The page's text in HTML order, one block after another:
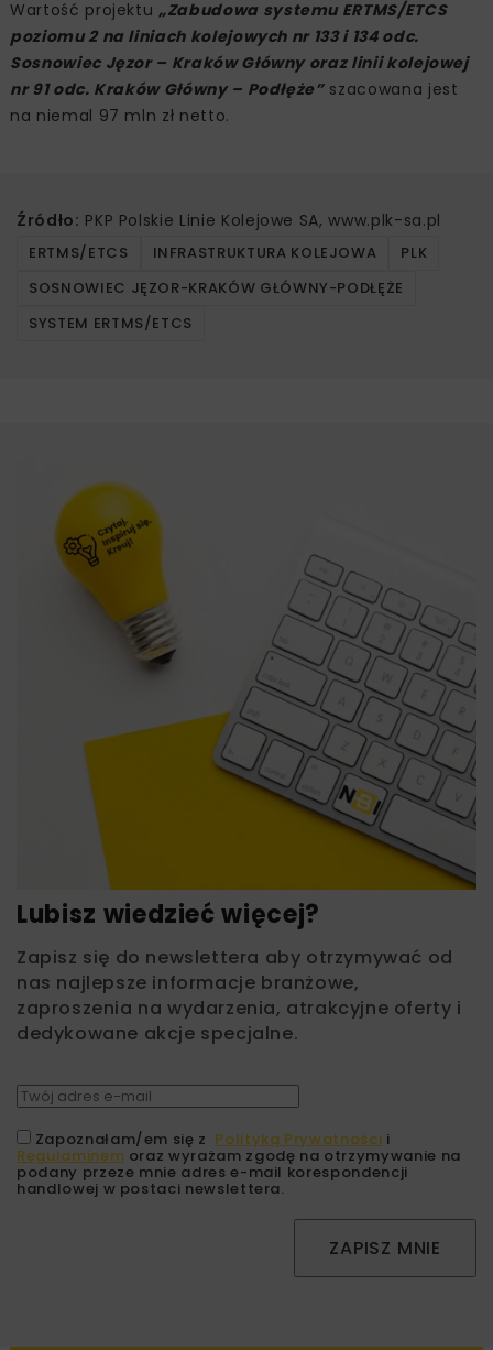
Wartość projektu „Zabudowa systemu ERTMS/ETCS
poziomu 2 na liniach kolejowych nr 133 i 134 odc.
Sosnowiec Jęzor – Kraków Główny oraz linii kolejowej
nr 91 odc. Kraków Główny – Podłęże”szacowana jest
na niemal 97 mln zł netto.
Źródło: PKP Polskie Linie Kolejowe SA, www.plk-sa.pl
ERTMS/ETCS INFRASTRUKTURA KOLEJOWA
PLK
SOSNOWIEC JĘZOR-KRAKÓW GŁÓWNY-PODŁĘŻE
SYSTEM ERTMS/ETCS
Lubisz wiedzieć więcej?
Zapisz się do newslettera aby otrzymywać od
nas najlepsze informacje branżowe,
zaproszenia na wydarzenia, atrakcyjne oferty i
dedykowane akcje specjalne.
Zapoznałam/em się z Polityką Prywatności i
Regulaminem oraz wyrażam zgodę na otrzymywanie na
podany przeze mnie adres e-mail korespondencji
handlowej w postaci newslettera.
ZAPISZ MNIE